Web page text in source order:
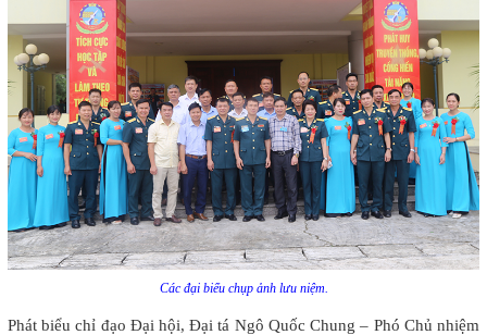
Các đại biểu chụp ảnh lưu niệm.
Phát biểu chỉ đạo Đại hội, Đại tá Ngô Quốc Chung – Phó Chủ nhiệm